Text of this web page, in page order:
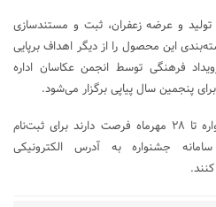
تولید و عرضه زعفران، ثبت و مستندسازی
این محصول را از دیگر اهداف برپایی
فرهنگی توسط انجمن عکاسان اداره
پنجمین سال پیاپی برگزار می‌شود.
علاقه‌مندان به شرکت در این جشنواره تا ۲۸ مهرماه فرصت دارند برای ثبت‌نام
جشنواره به آدرس الکترونیکی